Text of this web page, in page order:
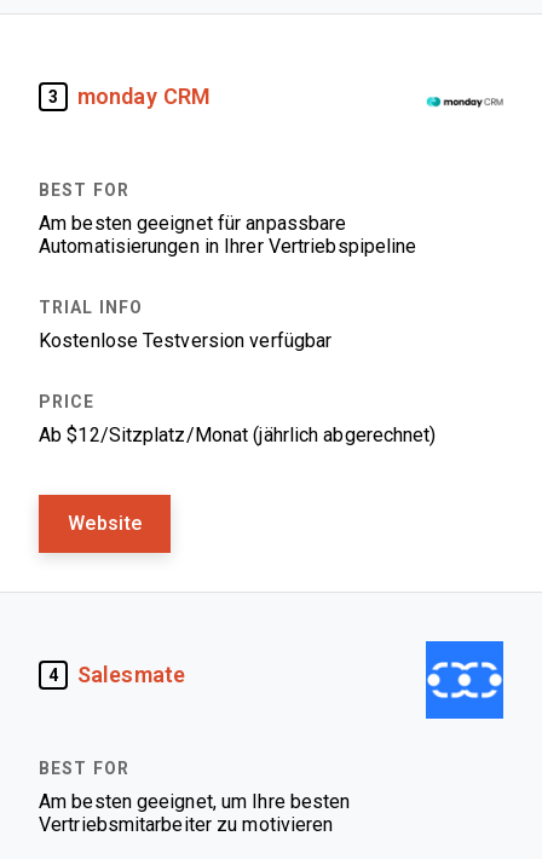
3 monday CRM
Am besten geeignet für anpassbare
Automatisierungen in Ihrer Vertriebspipeline
Kostenlose Testversion verfügbar
Ab $12/Sitzplatz/Monat (jährlich abgerechnet)
Website
4 Salesmate
Am besten geeignet, um Ihre besten
Vertriebsmitarbeiter zu motivieren